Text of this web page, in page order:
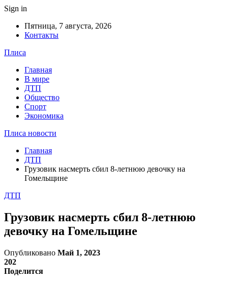
Sign in
Пятница, 7 августа, 2026
Контакты
Плиса
Главная
В мире
ДТП
Общество
Спорт
Экономика
Плиса новости
Главная
ДТП
Грузовик насмерть сбил 8-летнюю девочку на
Гомельщине
ДТП
Грузовик насмерть сбил 8-летнюю
девочку на Гомельщине
Опубликовано Май 1, 2023
202
Поделится